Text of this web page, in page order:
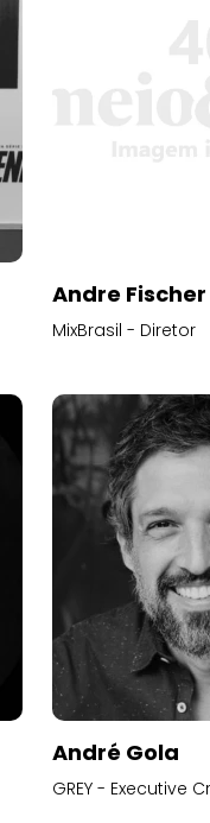
Andre Fischer
MixBrasil - Diretor
André Gola
GREY - Executive